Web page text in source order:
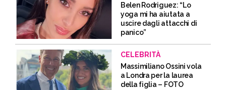
Belen Rodriguez: “Lo
yoga mi ha aiutata a
uscire dagli attacchi di
panico”
CELEBRITÀ
Massimiliano Ossini vola
a Londra per la laurea
della figlia – FOTO